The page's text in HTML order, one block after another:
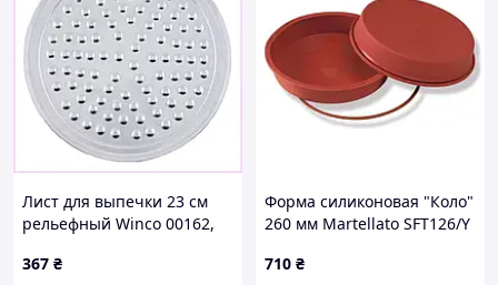
Лист для выпечки 23 см
рельефный Winco 00162,
367 ₴
Форма силиконовая "Коло"
260 мм Martellato SFT126/Y
710 ₴